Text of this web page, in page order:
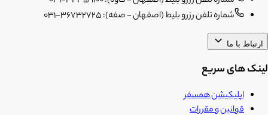
شماره تلفن رزرو بلیط (اصفهان - صفه): 36732725-031
ارتباط با ما
لینک های سریع
اپلیکیشن همسفر
قوانین و مقررات